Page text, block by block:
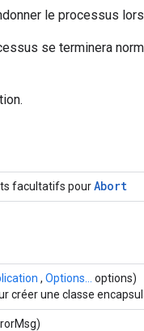
le processus
se terminera
facultatifs pourAbort
, Options...
options)
créer une classe